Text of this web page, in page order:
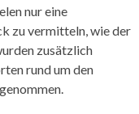
nur eine
zu vermitteln, wie der
zusätzlich
rund um den